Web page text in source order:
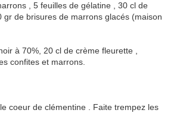
, 5 feuilles de gélatine , 30 cl de
gr de brisures de marrons glacés (maison
à 70%, 20 cl de crème fleurette ,
confites et marrons.
coeur de clémentine . Faite trempez les